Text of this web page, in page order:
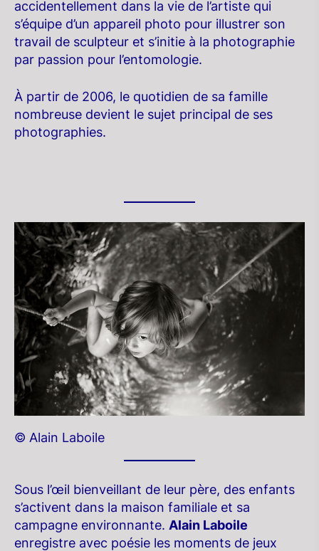
accidentellement dans la vie de l’artiste qui
s’équipe d’un appareil photo pour illustrer son
travail de sculpteur et s’initie à la photographie
par passion pour l’entomologie.
À partir de 2006, le quotidien de sa famille
nombreuse devient le sujet principal de ses
photographies.
© Alain Laboile
Sous l’œil bienveillant de leur père, des enfants
s’activent dans la maison familiale et sa
campagne environnante. Alain Laboile
enregistre avec poésie les moments de jeux